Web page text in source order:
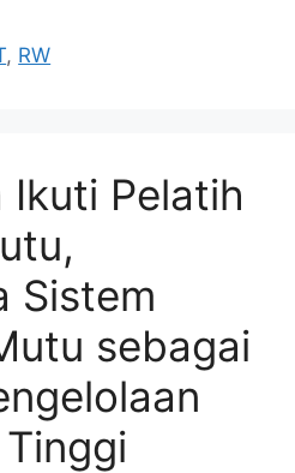
, RW
Ikuti Pelatih
Sistem
sebagai